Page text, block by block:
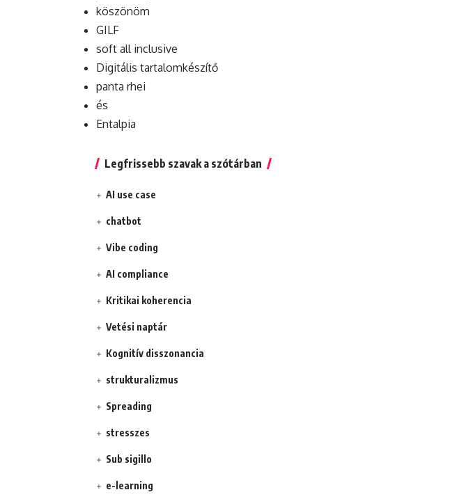
köszönöm
GILF
soft all inclusive
Digitális tartalomkészítő
panta rhei
és
Entalpia
Legfrissebb szavak a szótárban
AI use case
chatbot
Vibe coding
AI compliance
Kritikai koherencia
Vetési naptár
Kognitív disszonancia
strukturalizmus
Spreading
stresszes
Sub sigillo
e-learning